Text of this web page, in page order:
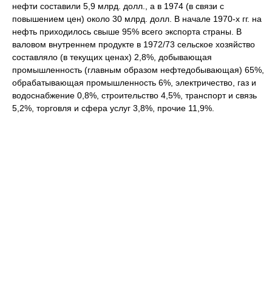
нефти составили 5,9 млрд. долл., а в 1974 (в связи с
повышением цен) около 30 млрд. долл. В начале 1970-х гг. на
нефть приходилось свыше 95% всего экспорта страны. В
валовом внутреннем продукте в 1972/73 сельское хозяйство
составляло (в текущих ценах) 2,8%, добывающая
промышленность (главным образом нефтедобывающая) 65%,
обрабатывающая промышленность 6%, электричество, газ и
водоснабжение 0,8%, строительство 4,5%, транспорт и связь
5,2%, торговля и сфера услуг 3,8%, прочие 11,9%.